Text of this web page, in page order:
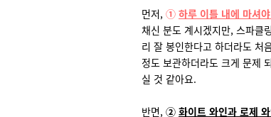
먼저, ① 하루 이틀 내에 마셔
채신 분도 계시겠지만, 스파클
리 잘 봉인한다고 하더라도 처
정도 보관하더라도 크게 문제
실 것 같아요.
반면, ② 화이트 와인과 로제